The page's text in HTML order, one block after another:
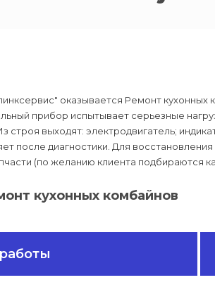
оказывается Ремонт кухонных
прибор испытывает серьезные
строя выходят: электродвигатель;
после диагностики. Для
(по желанию клиента подбираются
кухонных комбайнов